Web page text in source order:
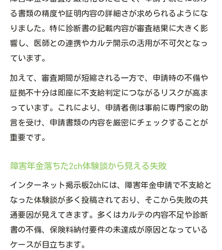
る書類の精度や証明内容の詳細さが求められるようにな
りました。特に診断書の記載内容が審査結果に大きく影
響し、医師との連携やカルテ開示の活用が不可欠となっ
ています。
加えて、審査期間が短縮される一方で、申請時の不備や
証拠不十分は即座に不支給判定につながるリスクが高ま
っています。これにより、申請者側は事前に専門家の助
言を受け、申請書類の内容を厳密にチェックすることが
重要です。
障害年金落ちた2ch体験談から見える失敗
インターネット掲示板2chには、障害年金申請で不支給と
なった体験談が多く投稿されており、そこから失敗の共
通要因が見えてきます。多くはカルテの内容不足や診断
書の不備、保険料納付要件の未達成が原因となっている
ケースが目立ちます。